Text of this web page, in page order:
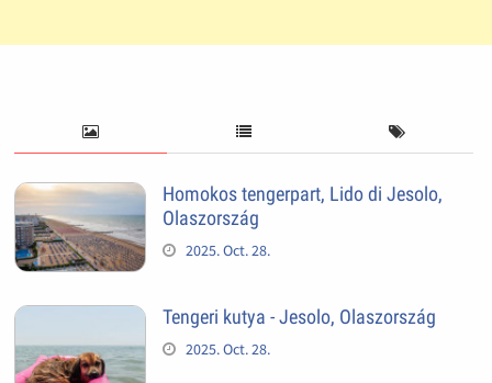
Homokos tengerpart, Lido di Jesolo,
Olaszország
2025. Oct. 28.
Tengeri kutya - Jesolo, Olaszország
2025. Oct. 28.